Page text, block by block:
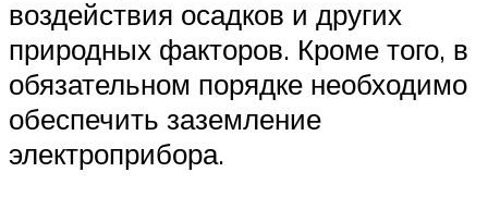
воздействия осадков и других
природных факторов. Кроме того, в
обязательном порядке необходимо
обеспечить заземление
электроприбора.